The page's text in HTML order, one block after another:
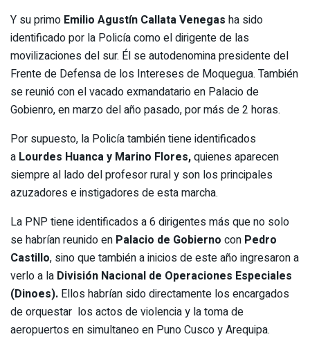
Y su primo Emilio Agustín Callata Venegas ha sido
identificado por la Policía como el dirigente de las
movilizaciones del sur. Él se autodenomina presidente del
Frente de Defensa de los Intereses de Moquegua. También
se reunió con el vacado exmandatario en Palacio de
Gobienro, en marzo del año pasado, por más de 2 horas.
Por supuesto, la Policía también tiene identificados
a Lourdes Huanca y Marino Flores,quienes aparecen
siempre al lado del profesor rural y son los principales
azuzadores e instigadores de esta marcha.
La PNP tiene identificados a 6 dirigentes más que no solo
se habrían reunido en Palacio de Gobierno con Pedro
Castillo, sino que también a inicios de este año ingresaron a
verlo a la División Nacional de Operaciones Especiales
(Dinoes). Ellos habrían sido directamente los encargados
de orquestar los actos de violencia y la toma de
aeropuertos en simultaneo en Puno Cusco y Arequipa.